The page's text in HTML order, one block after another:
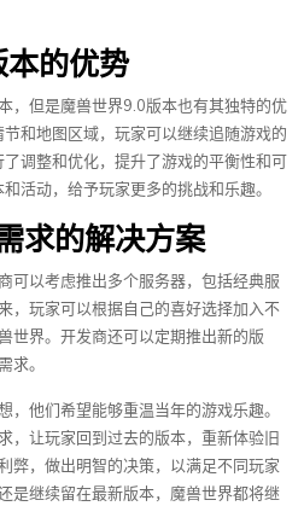
的优势
，但是魔兽世界9.0版本也有其独特的优
和地图区域，玩家可以继续追随游戏的
调整和优化，提升了游戏的平衡性和可
活动，给予玩家更多的挑战和乐趣。
求的解决方案
可以考虑推出多个服务器，包括经典服
，玩家可以根据自己的喜好选择加入不
世界。开发商还可以定期推出新的版
求。
，他们希望能够重温当年的游戏乐趣。
，让玩家回到过去的版本，重新体验旧
弊，做出明智的决策，以满足不同玩家
是继续留在最新版本，魔兽世界都将继